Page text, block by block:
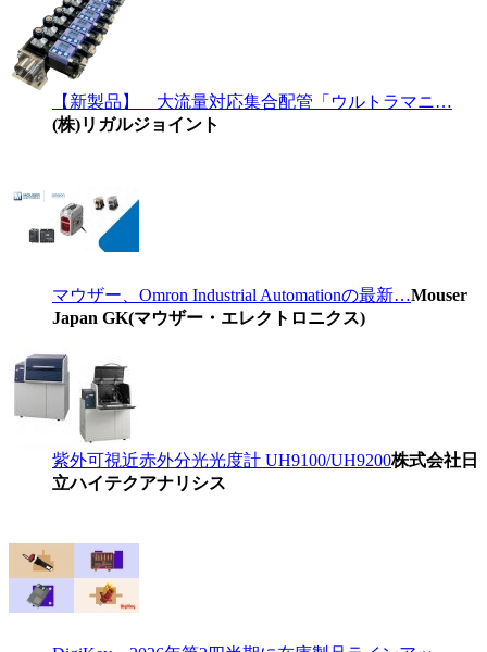
【新製品】 大流量対応集合配管「ウルトラマニ…
(株)リガルジョイント
マウザー、Omron Industrial Automationの最新…Mouser
Japan GK(マウザー・エレクトロニクス)
紫外可視近赤外分光光度計 UH9100/UH9200株式会社日
立ハイテクアナリシス